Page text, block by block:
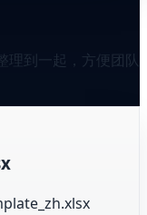
理到一起，方便团队